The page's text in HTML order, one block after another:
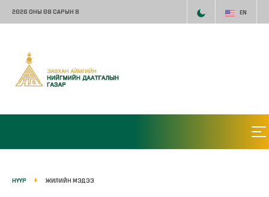
2026 ОНЫ 08 САРЫН 8 EN
НҮҮР ЖИЛИЙН МЭДЭЭ